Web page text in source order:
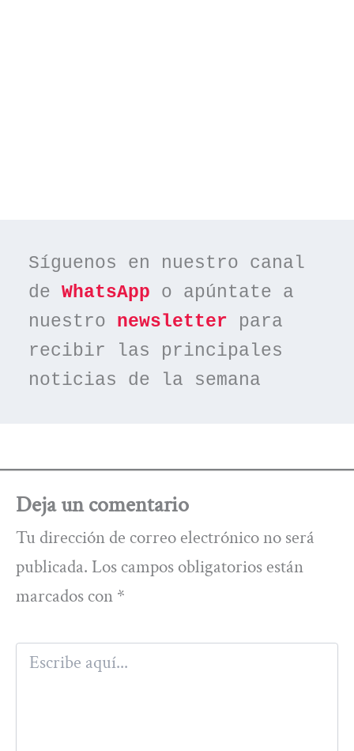
Síguenos en nuestro canal
de WhatsApp o apúntate a
nuestro newsletter para
recibir las principales
noticias de la semana
Deja un comentario
Tu dirección de correo electrónico no será
publicada. Los campos obligatorios están
marcados con *
Escribe
aquí...